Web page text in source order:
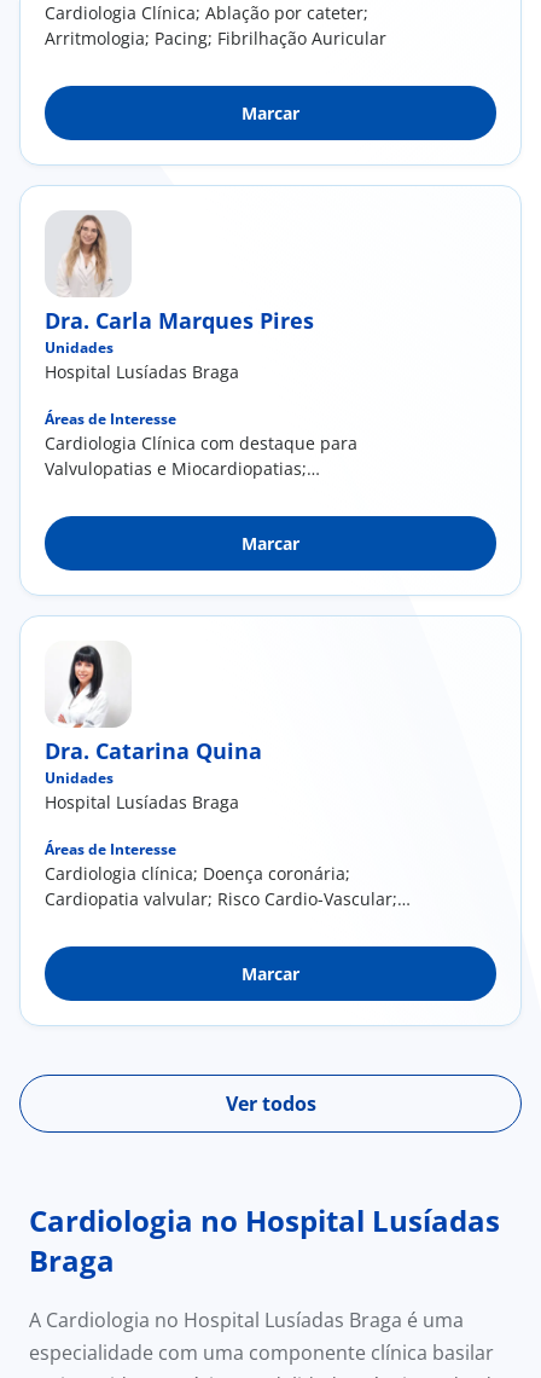
Cardiologia Clínica; Ablação por cateter;
Arritmologia; Pacing; Fibrilhação Auricular
Marcar
Dra. Carla Marques Pires
Unidades
Hospital Lusíadas Braga
Áreas de Interesse
Cardiologia Clínica com destaque para
Valvulopatias e Miocardiopatias;
de deformação miocárdica, avaliação
tridimensional e ecocardiograma
transesofágico; Angiotomografia
Computorizada Cardíaca
Marcar
Dra. Catarina Quina
Unidades
Hospital Lusíadas Braga
Áreas de Interesse
Cardiologia clínica; Doença coronária;
Cardiopatia valvular; Risco Cardio-Vascular;
Marcar
Ver todos
Cardiologia no Hospital Lusíadas
Braga
A Cardiologia no Hospital Lusíadas Braga é uma
especialidade com uma componente clínica basilar